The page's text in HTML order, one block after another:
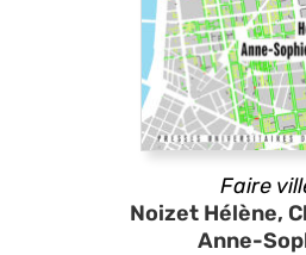
Faire
Noizet Hélène,
Anne-